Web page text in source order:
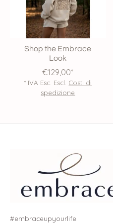
Shop the Embrace
Look
€129,00*
* IVA Esc. Escl. Costi di
spedizione
#embraceupyourlife